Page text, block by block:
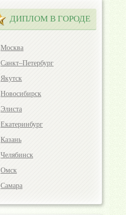
ДИПЛОМ В ГОРОДЕ
Москва
Санкт–Петербург
Якутск
Новосибирск
Элиста
Екатеринбург
Казань
Челябинск
Омск
Самара